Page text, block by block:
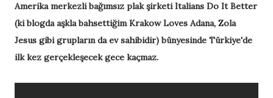
Amerika merkezli bağımsız plak şirketi Italians Do It Better
(ki blogda aşkla bahsettiğim Krakow Loves Adana, Zola
Jesus gibi grupların da ev sahibidir) bünyesinde Türkiye'de
ilk kez gerçekleşecek gece kaçmaz.